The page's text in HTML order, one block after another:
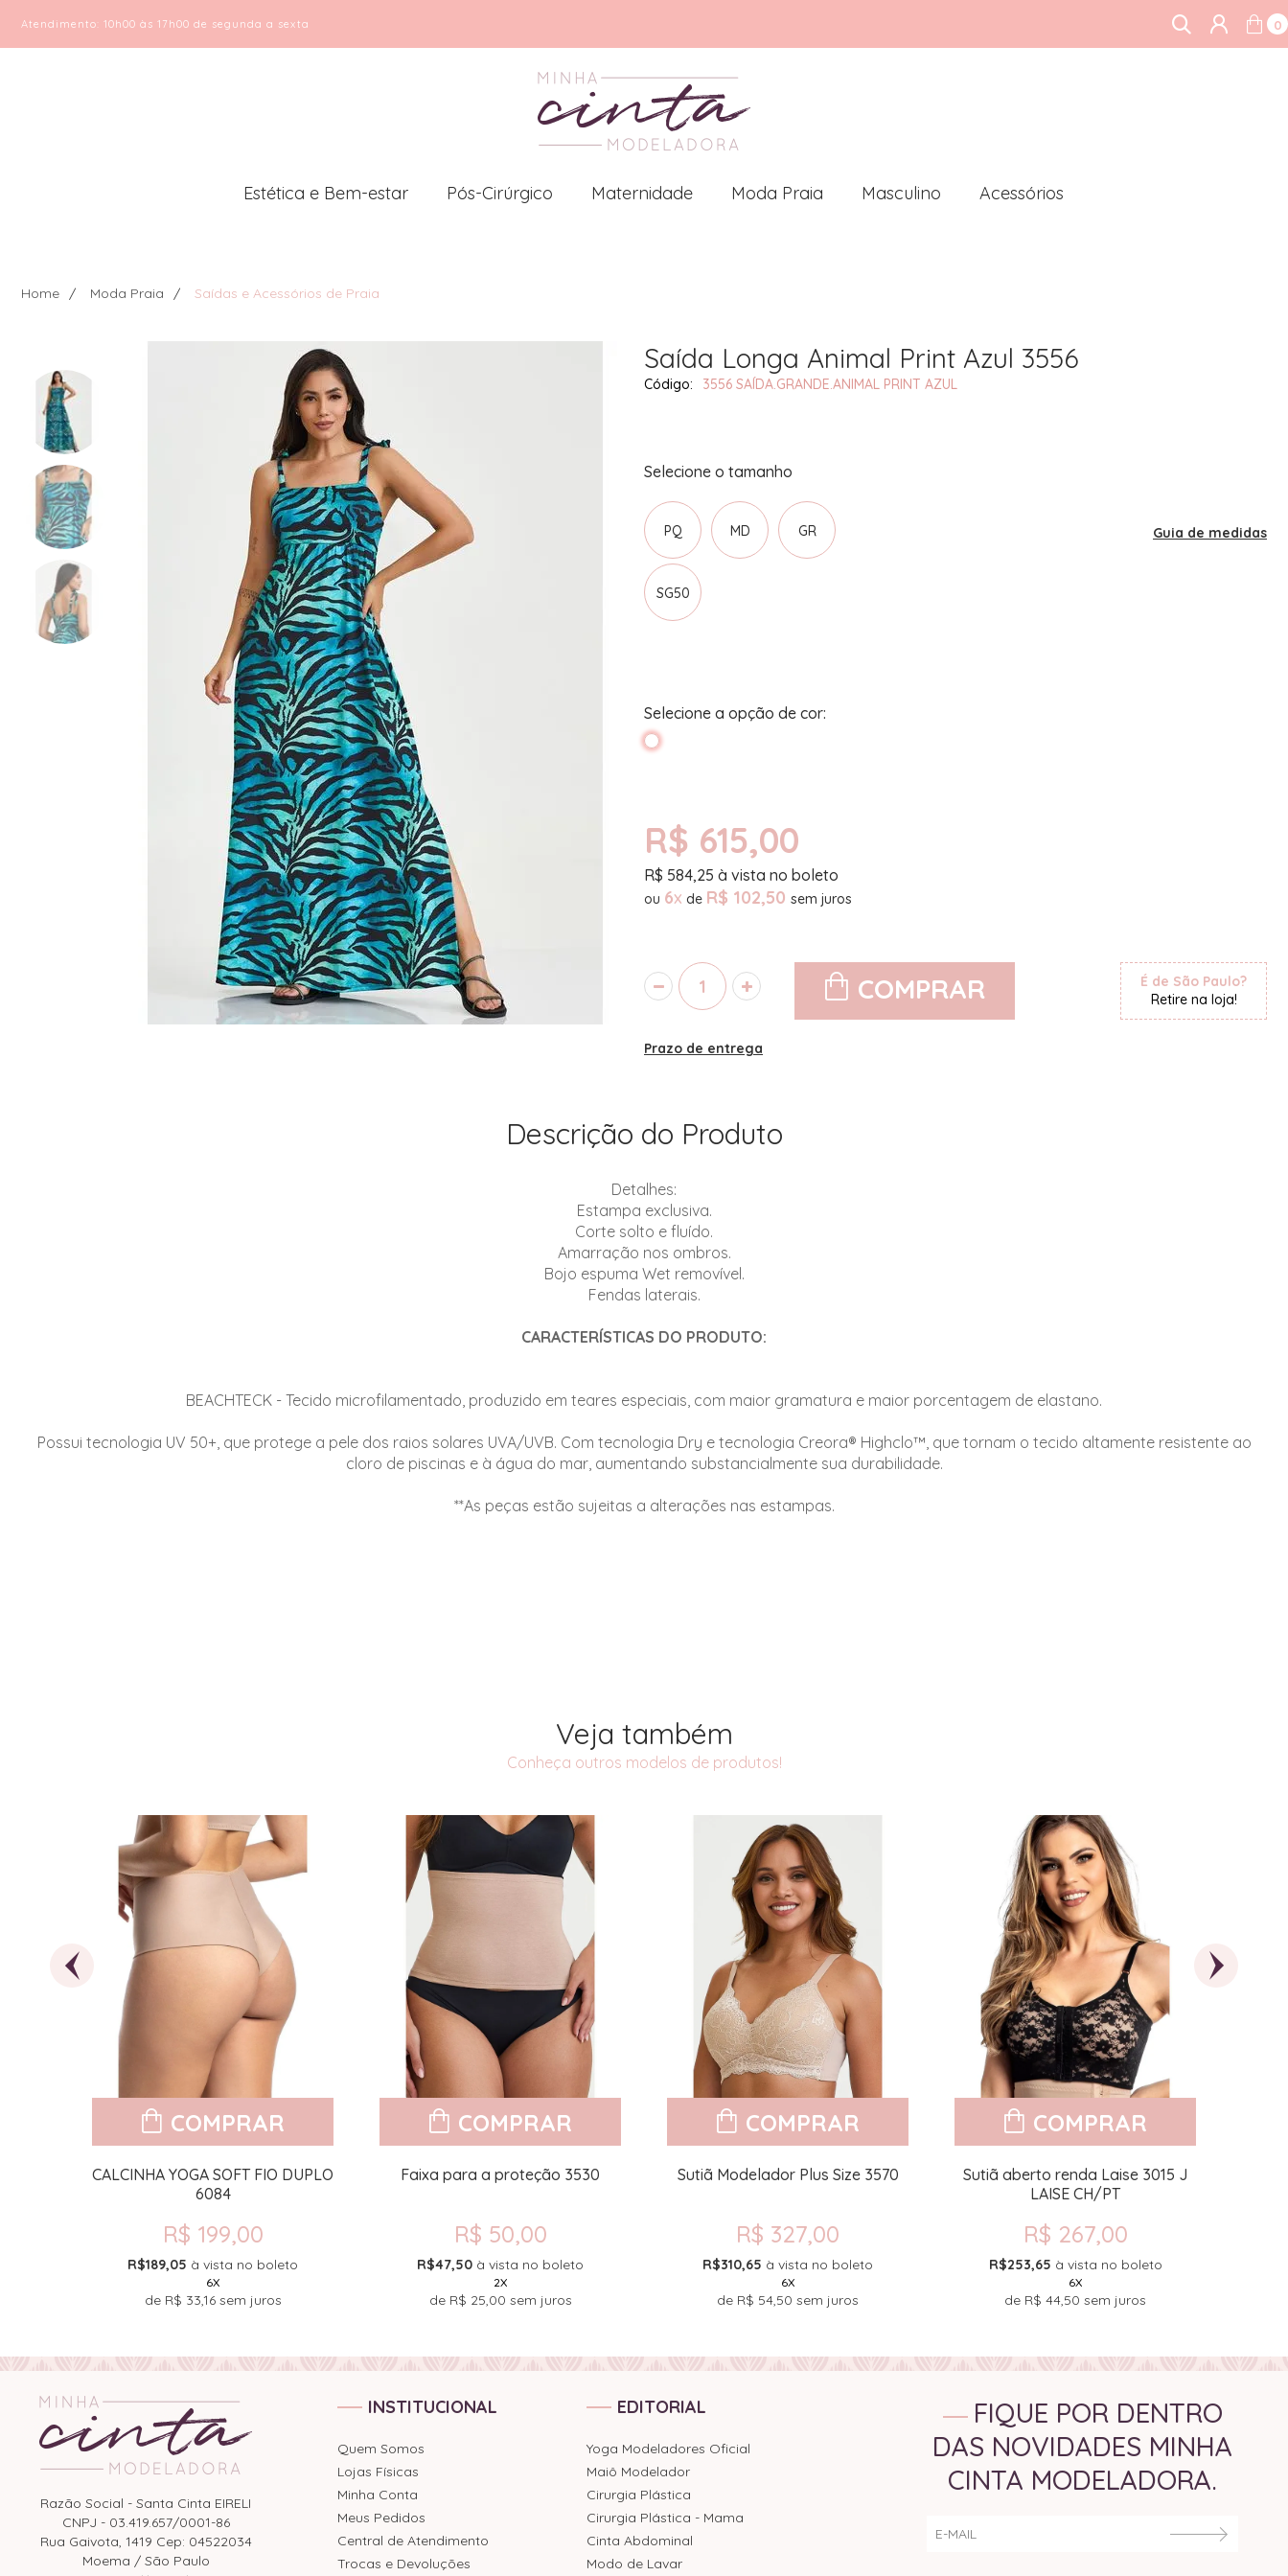
Atendimento: 10h00 às 17h00 de segunda a sexta 0
Estética e Bem-estar Pós-Cirúrgico Maternidade Moda Praia Masculino Acessórios
Home Moda Praia Saídas e Acessórios de Praia
Saída Longa Animal Print Azul 3556
3556 SAÍDA.GRANDE.ANIMAL PRINT AZUL
PQ MD GR
SG50
Guia de medidas
R$ 615,00
R$ 584,25 à vista no boleto
ou 6x de R$ 102,50
COMPRAR
É de São Paulo?
Retire na loja!
Prazo de entrega
Descrição do Produto
Detalhes:
Estampa exclusiva.
Corte solto e fluído.
Amarração nos ombros.
Bojo espuma Wet removível.
Fendas laterais.
CARACTERÍSTICAS DO PRODUTO:
BEACHTECK - Tecido microfilamentado, produzido em teares especiais, com maior gramatura e maior porcentagem de elastano.
Possui tecnologia UV 50+, que protege a pele dos raios solares UVA/UVB. Com tecnologia Dry e tecnologia Creora® Highclo™, que tornam o tecido altamente resistente ao
cloro de piscinas e à água do mar, aumentando substancialmente sua durabilidade.
**As peças estão sujeitas a alterações nas estampas.
Veja também
Conheça outros modelos de produtos!
COMPRAR
CALCINHA YOGA SOFT FIO DUPLO
6084
R$ 199,00
R$189,05 à vista no boleto
6X
de R$ 33,16sem juros
COMPRAR
Faixa para a proteção 3530
R$ 50,00
R$47,50 à vista no boleto
2X
de R$ 25,00 sem juros
COMPRAR
Sutiã Modelador Plus Size 3570
R$ 327,00
R$310,65 à vista no boleto
6X
de R$ 54,50 sem juros
COMPRAR
Sutiã aberto renda Laise 3015 J
LAISE CH/PT
R$ 267,00
R$253,65 à vista no boleto
6X
de R$ 44,50 sem juros
Razão Social - Santa Cinta EIRELI
CNPJ - 03.419.657/0001-86
Rua Gaivota, 1419 Cep: 04522034
Moema / São Paulo
INSTITUCIONAL
Quem Somos
Lojas Físicas
Minha Conta
Meus Pedidos
Central de Atendimento
Trocas e Devoluções
EDITORIAL
Yoga Modeladores Oficial
Maiô Modelador
Cirurgia Plástica
Cirurgia Plástica - Mama
Cinta Abdominal
Modo de Lavar
FIQUE POR DENTRO
DAS NOVIDADES MINHA
CINTA MODELADORA.